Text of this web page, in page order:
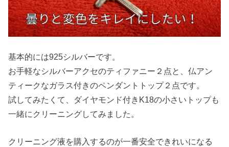
基本的には925シルバーです。
お手軽なシルバーアクセのティファニー２点と、仏アン
ティークなガラス付きのペンダントトップ２点です。
試してみたくて、ダイヤモンド付きK18の小さいトップも
一緒にクリーニングしてみました。
クリーニング液を購入するのが一番安全できれいになる